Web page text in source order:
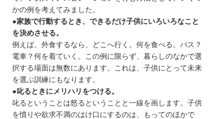
かの例を考えてみました。
●家族で行動するとき、できるだけ子供にいろいろなこと
を決めさせる。
例えば、外食するなら、どこへ行く。何を食べる。バス？
電車？何を着ていく。この例に限らず、暮らしのなかで選
択する場面は無数にあります。これは、子供にとって未来
を選ぶ訓練にもなります。
●叱るときにメリハリをつける。
叱るということは怒るということと一線を画します。子供
を憤りや欲求不満のはけ口にするのは、もってのほかで